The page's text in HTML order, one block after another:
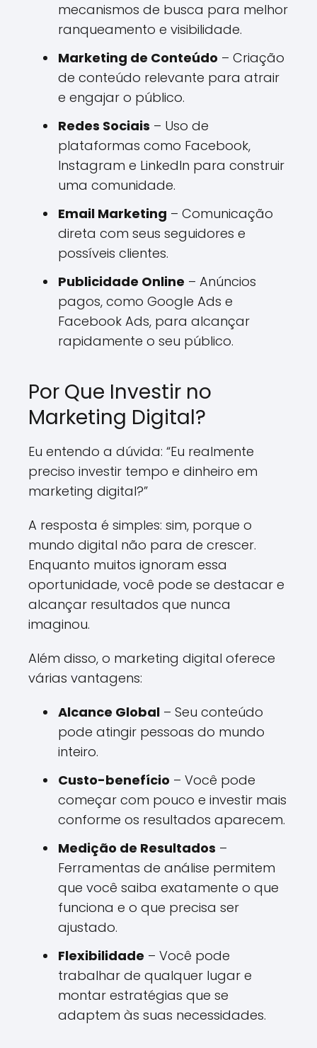
mecanismos de busca para melhor
ranqueamento e visibilidade.
Marketing de Conteúdo – Criação
de conteúdo relevante para atrair
e engajar o público.
Redes Sociais – Uso de
plataformas como Facebook,
Instagram e LinkedIn para construir
uma comunidade.
Email Marketing – Comunicação
direta com seus seguidores e
possíveis clientes.
Publicidade Online – Anúncios
pagos, como Google Ads e
Facebook Ads, para alcançar
rapidamente o seu público.
Por Que Investir no
Marketing Digital?
Eu entendo a dúvida: “Eu realmente
preciso investir tempo e dinheiro em
marketing digital?”
A resposta é simples: sim, porque o
mundo digital não para de crescer.
Enquanto muitos ignoram essa
oportunidade, você pode se destacar e
alcançar resultados que nunca
imaginou.
Além disso, o marketing digital oferece
várias vantagens:
Alcance Global – Seu conteúdo
pode atingir pessoas do mundo
inteiro.
Custo-benefício – Você pode
começar com pouco e investir mais
conforme os resultados aparecem.
Medição de Resultados –
Ferramentas de análise permitem
que você saiba exatamente o que
funciona e o que precisa ser
ajustado.
Flexibilidade – Você pode
trabalhar de qualquer lugar e
montar estratégias que se
adaptem às suas necessidades.